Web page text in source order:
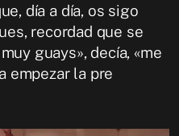
día a día, os sigo
recordad que se
guays», decía, «me
empezar la pre